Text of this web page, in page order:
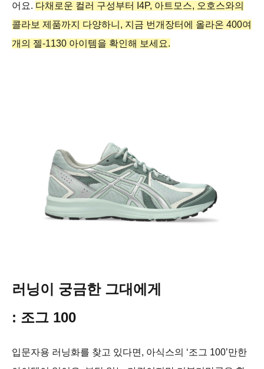
어요. 다채로운 컬러 구성부터 I4P, 아트모스, 오호스와의
콜라보 제품까지 다양하니, 지금 번개장터에 올라온 400여
개의 젤-1130 아이템을 확인해 보세요.
러닝이 궁금한 그대에게
: 조그 100
입문자용 러닝화를 찾고 있다면, 아식스의 ‘조그 100’만한